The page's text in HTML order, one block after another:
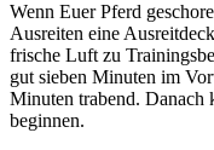
Wenn Euer Pferd
Ausreiten eine
frische Luft zu
gut sieben Minuten im
Minuten trabend. Danach
beginnen.